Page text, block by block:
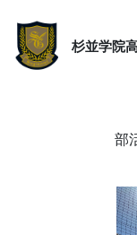
杉並学院
部